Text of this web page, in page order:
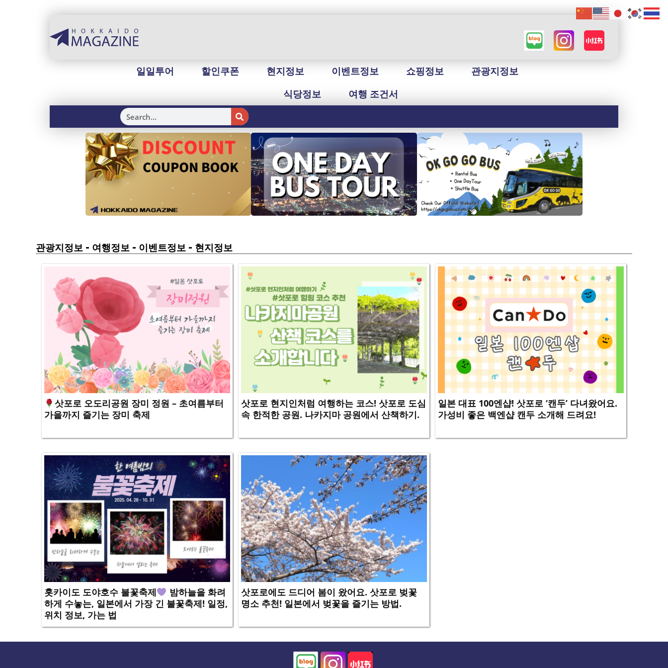
일일투어 할인쿠폰 현지정보 이벤트정보 쇼핑정보
관광지정보
식당정보
여행 조건서
관광지정보 - 여행정보 - 이벤트정보 - 현지정보
삿포로 오도리공원 장미 정원 – 초여름부터
가을까지 즐기는 장미 축제
삿포로 현지인처럼 여행하는 코스! 삿포로 도심
속 한적한 공원. 나카지마 공원에서 산책하기.
일본 대표 100엔샵! 삿포로 ‘캔두’ 다녀왔어요.
가성비 좋은 백엔샵 캔두 소개해 드려요!
홋카이도 도야호수 불꽃축제
밤하늘을 화려
하게 수놓는, 일본에서 가장 긴 불꽃축제! 일정,
위치 정보, 가는 법
삿포로에도 드디어 봄이 왔어요. 삿포로 벚꽃
명소 추천! 일본에서 벚꽃을 즐기는 방법.